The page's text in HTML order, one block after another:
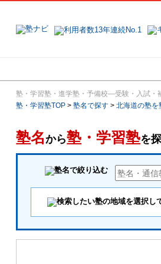
塾・学習塾・進学塾・予備校―受験・入試・
塾・学習塾TOP > 塾名で探す > 北海道の塾を
塾名から塾・学習塾を